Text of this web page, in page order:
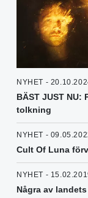
NYHET -
BÄST JUST
tolkning
NYHET -
Cult Of Luna
NYHET -
Några av